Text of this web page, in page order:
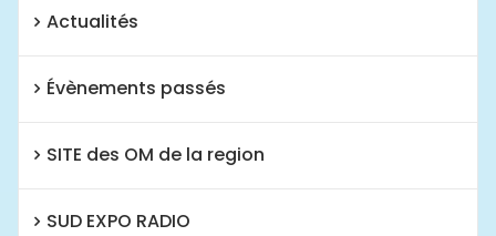
Actualités
Évènements passés
SITE des OM de la region
SUD EXPO RADIO